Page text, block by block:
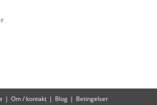
Om / kontakt Blog Betingelser